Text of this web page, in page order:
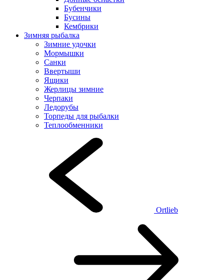
Бубенчики
Бусины
Кембрики
Зимняя рыбалка
Зимние удочки
Мормышки
Санки
Ввертыши
Ящики
Жерлицы зимние
Черпаки
Ледорубы
Торпеды для рыбалки
Теплообменники
Ortlieb